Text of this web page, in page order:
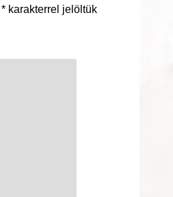
* karakterrel jelöltük